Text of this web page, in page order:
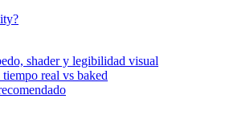
shader y legibilidad visual
real vs baked